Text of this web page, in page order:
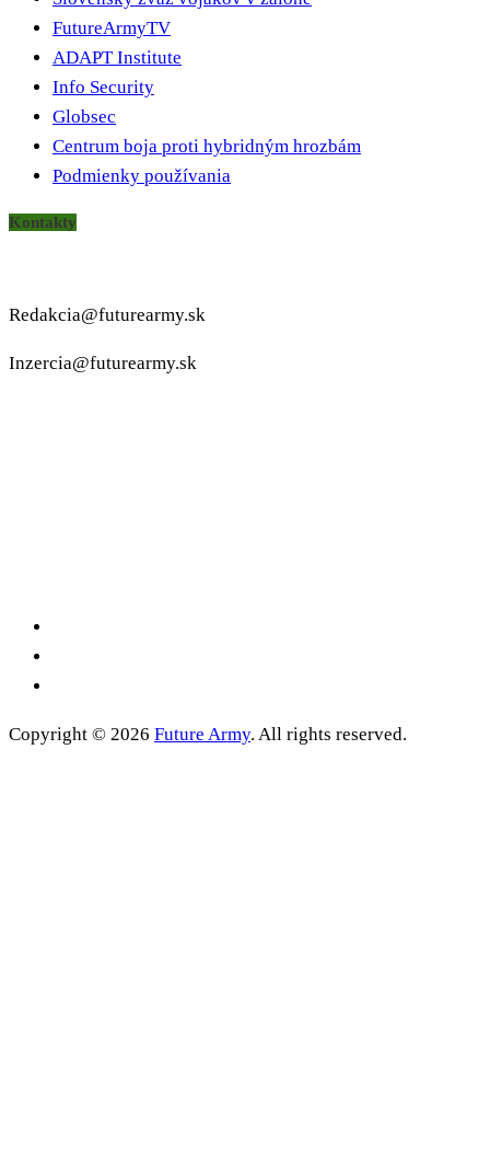
FutureArmyTV
ADAPT Institute
Info Security
Globsec
Centrum boja proti hybridným hrozbám
Podmienky používania
Kontakty
Redakcia@futurearmy.sk
Inzercia@futurearmy.sk
Copyright © 2026 Future Army. All rights reserved.